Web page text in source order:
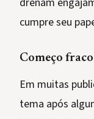
cumpre seu
Começo
Em muitas
tema após